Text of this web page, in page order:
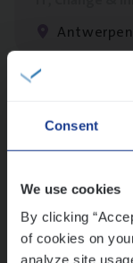
Consent
We use cookies
By clicking
of cookies on
analyze site
Antwerpen
Lees onze
Meer dan
Mathias houdt
humor
Thalia zoekt